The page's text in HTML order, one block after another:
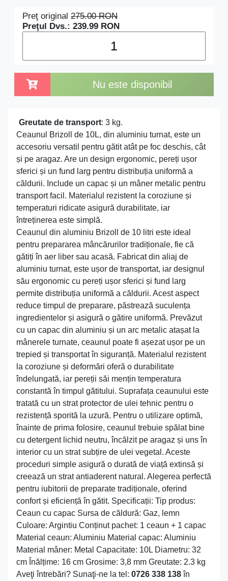
ridicate asigură durabilitate, iar întreținerea este simplă.
Preţ original 275.00RON
Preţul Dvs.: 239.99 RON
Nu este disponibil
Greutate de transport: 3 kg.
Ceaunul Brizoll de 10L, din aluminiu turnat, este un
accesoriu versatil pentru gătit atât pe foc deschis, cât
și pe aragaz. Are un design ergonomic, pereți ușor
sferici și un fund larg pentru distribuția uniformă a
căldurii. Include un capac și un mâner metalic pentru
transport facil. Materialul rezistent la coroziune și
temperaturi ridicate asigură durabilitate, iar
întreținerea este simplă.
Ceaunul din aluminiu Brizoll de 10 litri este ideal
pentru prepararea mâncărurilor tradiționale, fie că
gătiți în aer liber sau acasă. Fabricat din aliaj de
aluminiu turnat, este ușor de transportat, iar designul
său ergonomic cu pereți ușor sferici și fund larg
permite distribuția uniformă a căldurii. Acest aspect
reduce timpul de preparare, păstrează suculența
ingredientelor și asigură o gătire uniformă. Prevăzut
cu un capac din aluminiu și un arc metalic atașat la
mânerele turnate, ceaunul poate fi așezat ușor pe un
trepied și transportat în siguranță. Materialul rezistent
la coroziune și deformări oferă o durabilitate
îndelungată, iar pereții săi mențin temperatura
constantă în timpul gătitului. Suprafața ceaunului este
tratată cu un strat protector de ulei tehnic pentru o
rezistență sporită la uzură. Pentru o utilizare optimă,
înainte de prima folosire, ceaunul trebuie spălat bine
cu detergent lichid neutru, încălzit pe aragaz și uns în
interior cu un strat subțire de ulei vegetal. Aceste
proceduri simple asigură o durată de viață extinsă și
creează un strat antiaderent natural. Alegerea perfectă
pentru iubitorii de preparate tradiționale, oferind
confort și eficiență în gătit. Specificații: Tip produs:
Ceaun cu capac Sursa de căldură: Gaz, lemn
Culoare: Argintiu Conținut pachet: 1 ceaun + 1 capac
Material ceaun: Aluminiu Material capac: Aluminiu
Material mâner: Metal Capacitate: 10L Diametru: 32
cm Înălțime: 16 cm Grosime: 3,8 mm Greutate: 2.3 kg
Aveţi întrebări? Sunaţi-ne la tel: 0726 338 138în